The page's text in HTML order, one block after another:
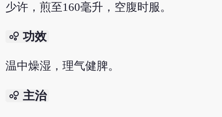
少许，煎至160毫升，空腹时服。
bubble_chart 功效
温中燥湿，理气健脾。
bubble_chart 主治